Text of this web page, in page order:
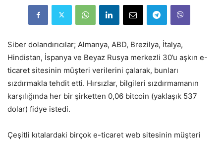
Siber dolandırıcılar; Almanya, ABD, Brezilya, İtalya,
Hindistan, İspanya ve Beyaz Rusya merkezli 30’u aşkın e-
ticaret sitesinin müşteri verilerini çalarak, bunları
sızdırmakla tehdit etti. Hırsızlar, bilgileri sızdırmamanın
karşılığında her bir şirketten 0,06 bitcoin (yaklaşık 537
dolar) fidye istedi.
Çeşitli kıtalardaki birçok e-ticaret web sitesinin müşteri